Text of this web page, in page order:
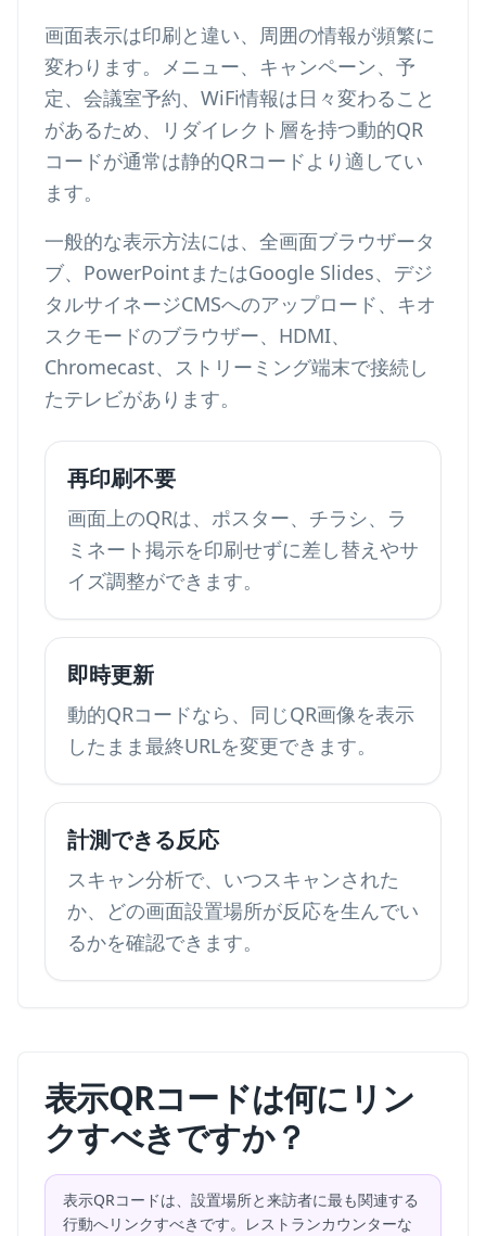
画面表示は印刷と違い、周囲の情報が頻繁に
変わります。メニュー、キャンペーン、予
定、会議室予約、WiFi情報は日々変わること
があるため、リダイレクト層を持つ動的QR
コードが通常は静的QRコードより適してい
ます。
一般的な表示方法には、全画面ブラウザータ
ブ、PowerPointまたはGoogle Slides、デジ
タルサイネージCMSへのアップロード、キオ
スクモードのブラウザー、HDMI、
Chromecast、ストリーミング端末で接続し
たテレビがあります。
再印刷不要
画面上のQRは、ポスター、チラシ、ラ
ミネート掲示を印刷せずに差し替えやサ
イズ調整ができます。
即時更新
動的QRコードなら、同じQR画像を表示
したまま最終URLを変更できます。
計測できる反応
スキャン分析で、いつスキャンされた
か、どの画面設置場所が反応を生んでい
るかを確認できます。
表示QRコードは何にリン
クすべきですか？
表示QRコードは、設置場所と来訪者に最も関連する
行動へリンクすべきです。レストランカウンターな